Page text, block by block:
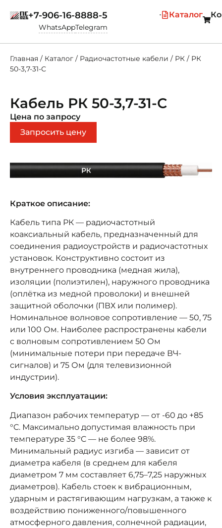
Каталог
+7-906-16-8888-5
WhatsAppTelegram
Главная / Каталог / Радиочастотные кабели / РК / РК
50-3,7-31-С
Кабель РК 50-3,7-31-С
Цена по запросу
Запросить цену
Краткое описание:
Кабель типа РК — радиочастотный
коаксиальный кабель, предназначенный для
соединения радиоустройств и радиочастотных
установок. Конструктивно состоит из
внутреннего проводника (медная жила),
изоляции (полиэтилен), наружного проводника
(оплётка из медной проволоки) и внешней
защитной оболочки (ПВХ или полимер).
Номинальное волновое сопротивление — 50, 75
или 100 Ом. Наиболее распространены кабели
с волновым сопротивлением 50 Ом
(минимальные потери при передаче ВЧ-
сигналов) и 75 Ом (для телевизионной
индустрии).
Условия эксплуатации:
Диапазон рабочих температур — от -60 до +85
°C. Максимально допустимая влажность при
температуре 35 °C — не более 98%.
Минимальный радиус изгиба — зависит от
диаметра кабеля (в среднем для кабеля
диаметром 7 мм составляет 6,75–7,25 наружных
диаметров). Кабель стоек к вибрационным,
ударным и растягивающим нагрузкам, а также к
воздействию пониженного/повышенного
атмосферного давления, солнечной радиации,